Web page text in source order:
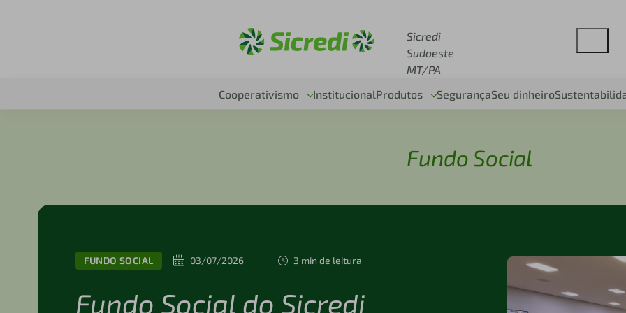
Sicredi
Sudoeste
MT/PA
Cooperativismo
InstitucionalProdutos SegurançaSeu dinheiro
Fundo Social
FUNDO SOCIAL 03/07/2026 3 min de leitura
Fundo Social do Sicredi